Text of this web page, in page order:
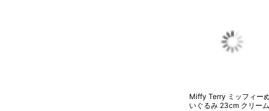
Miffy Terry ミッフィー
いぐるみ 23cm クリーム